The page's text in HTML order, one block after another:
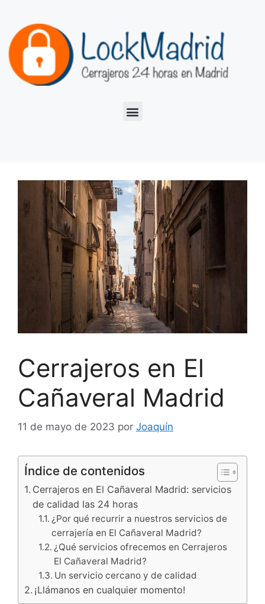
Cerrajeros en El
Cañaveral Madrid
11 de mayo de 2023 por Joaquín
Índice de contenidos
Cerrajeros en El Cañaveral Madrid: servicios
de calidad las 24 horas
¿Por qué recurrir a nuestros servicios de
cerrajería en El Cañaveral Madrid?
¿Qué servicios ofrecemos en Cerrajeros
El Cañaveral Madrid?
Un servicio cercano y de calidad
¡Llámanos en cualquier momento!